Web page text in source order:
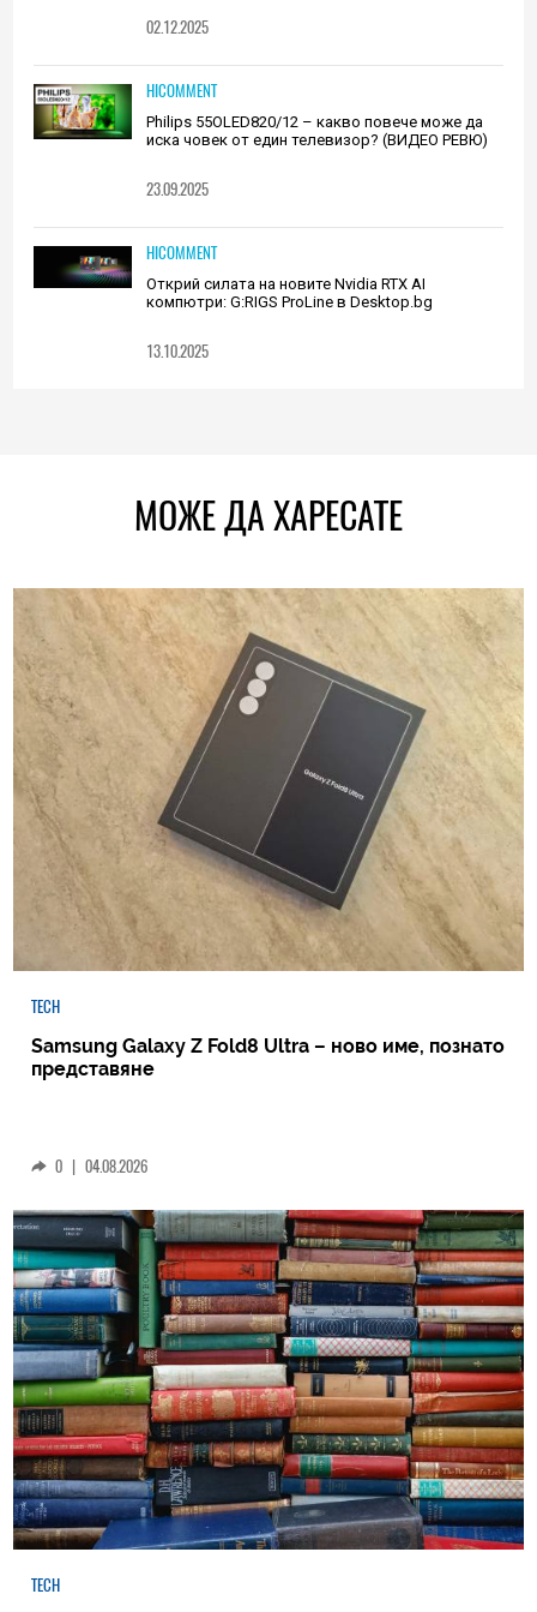
02.12.2025
HICOMMENT
Philips 55OLED820/12 – какво повече може да
иска човек от един телевизор? (ВИДЕО РЕВЮ)
23.09.2025
HICOMMENT
Открий силата на новите Nvidia RTX AI
компютри: G:RIGS ProLine в Desktop.bg
13.10.2025
МОЖЕ ДА ХАРЕСАТЕ
TECH
Samsung Galaxy Z Fold8 Ultra – ново име, познато
представяне
0 | 04.08.2026
TECH